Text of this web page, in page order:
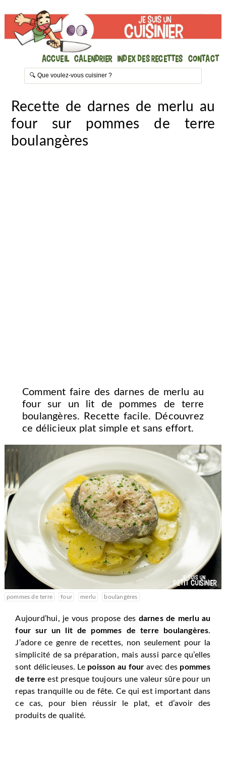
Accueil Calendrier Index des recettes Contact
Recette de darnes de merlu au
four sur pommes de terre
boulangères
Comment faire des darnes de merlu au
four sur un lit de pommes de terre
boulangères. Recette facile. Découvrez
ce délicieux plat simple et sans effort.
pommes de terre four merlu boulangères
Aujourd’hui, je vous propose des darnes de merlu au
four sur un lit de pommes de terre boulangères.
J’adore ce genre de recettes, non seulement pour la
simplicité de sa préparation, mais aussi parce qu’elles
sont délicieuses. Le poisson au four avec des pommes
de terre est presque toujours une valeur sûre pour un
repas tranquille ou de fête. Ce qui est important dans
ce cas, pour bien réussir le plat, et d’avoir des
produits de qualité.